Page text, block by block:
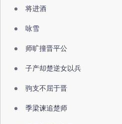
将进酒
咏雪
师旷撞晋平公
子产却楚逆女以兵
驹支不屈于晋
季梁谏追楚师